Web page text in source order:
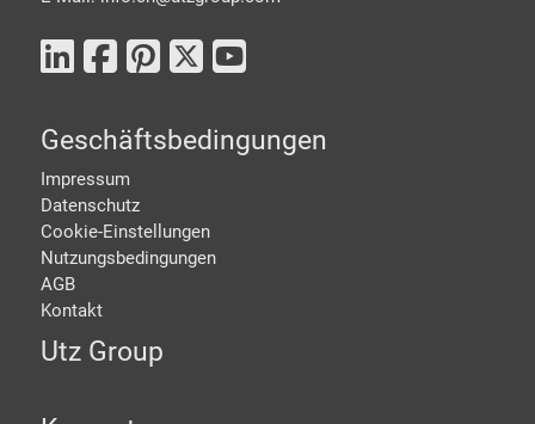
Geschäftsbedingungen
Impressum
Datenschutz
Cookie-Einstellungen
Nutzungsbedingungen
AGB
Kontakt
Utz Group